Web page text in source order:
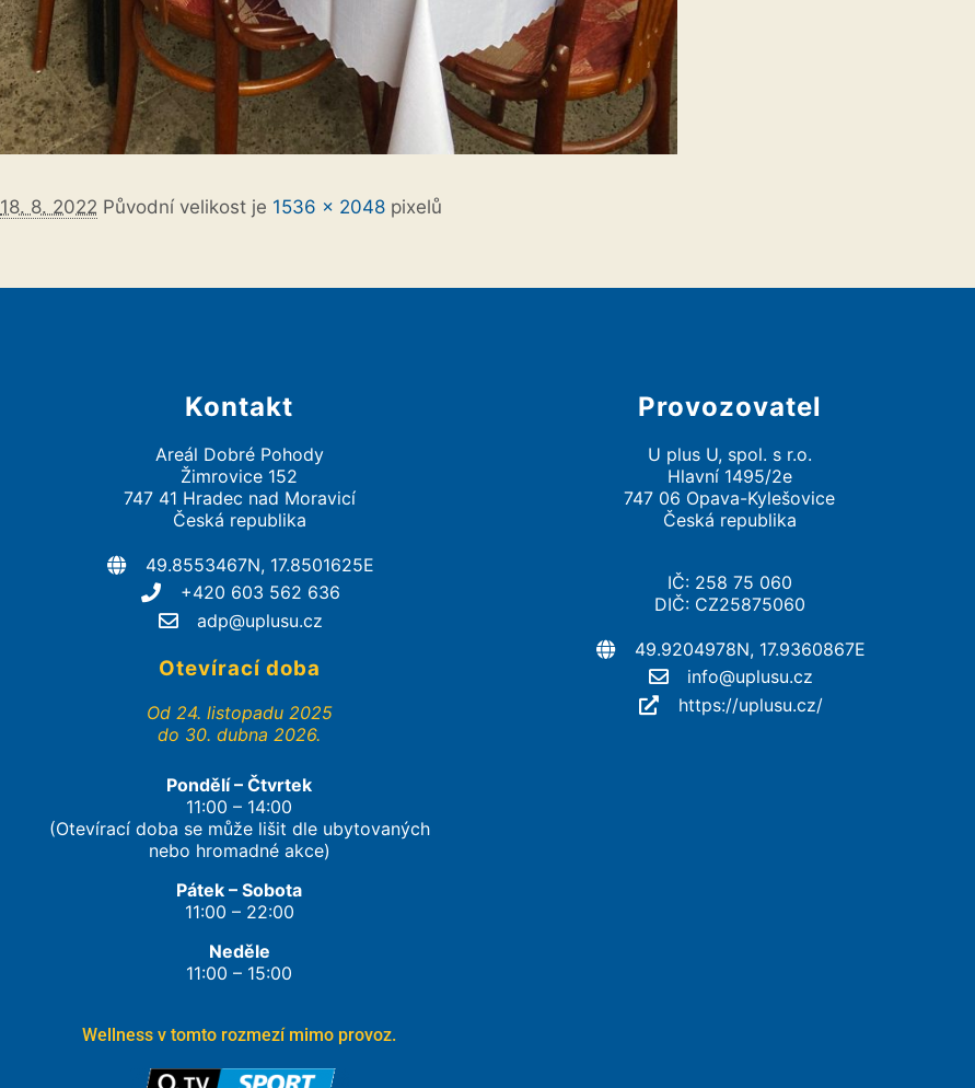
18. 8. 2022 Původní velikost je 1536 × 2048 pixelů
Kontakt
Areál Dobré Pohody
Žimrovice 152
747 41 Hradec nad Moravicí
Česká republika
49.8553467N, 17.8501625E
+420 603 562 636
adp@uplusu.cz
Otevírací doba
Od 24. listopadu 2025
do 30. dubna 2026.
Pondělí – Čtvrtek
11:00 – 14:00
(Otevírací doba se může lišit dle ubytovaných
nebo hromadné akce)
Pátek – Sobota
11:00 – 22:00
Neděle
11:00 – 15:00
Wellness v tomto rozmezí mimo provoz.
Provozovatel
U plus U, spol. s r.o.
Hlavní 1495/2e
747 06 Opava-Kylešovice
Česká republika
IČ: 258 75 060
DIČ: CZ25875060
49.9204978N, 17.9360867E
info@uplusu.cz
https://uplusu.cz/